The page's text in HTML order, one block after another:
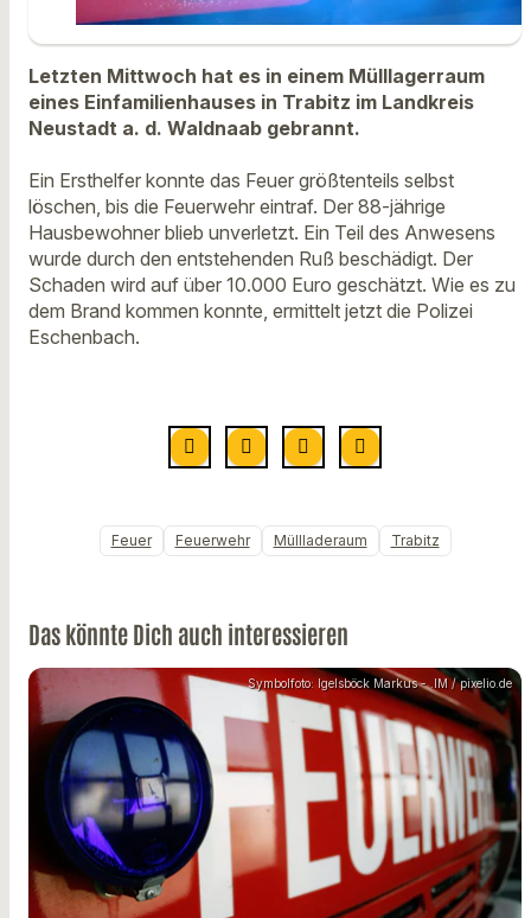
Letzten Mittwoch hat es in einem Mülllagerraum
eines Einfamilienhauses in Trabitz im Landkreis
Neustadt a. d. Waldnaab gebrannt.
Ein Ersthelfer konnte das Feuer größtenteils selbst
löschen, bis die Feuerwehr eintraf. Der 88-jährige
Hausbewohner blieb unverletzt. Ein Teil des Anwesens
wurde durch den entstehenden Ruß beschädigt. Der
Schaden wird auf über 10.000 Euro geschätzt. Wie es zu
dem Brand kommen konnte, ermittelt jetzt die Polizei
Eschenbach.
Feuer Feuerwehr Müllladeraum Trabitz
Das könnte Dich auch interessieren
Symbolfoto: Igelsböck Markus - .IM / pixelio.de